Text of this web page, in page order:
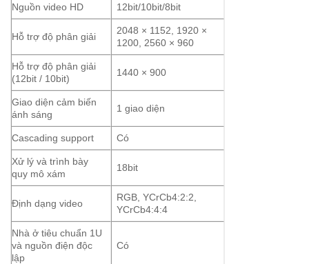
Nguồn video HD 12bit/10bit/8bit
Hỗ trợ độ phân giải
2048 × 1152, 1920 ×
1200, 2560 × 960
Hỗ trợ độ phân giải
(12bit / 10bit)
1440 × 900
Giao diện cảm biến
ánh sáng
1 giao diện
Cascading support Có
Xử lý và trình bày
quy mô xám
18bit
Định dạng video
RGB, YCrCb4:2:2,
YCrCb4:4:4
Nhà ở tiêu chuẩn 1U
và nguồn điện độc
lập
Có